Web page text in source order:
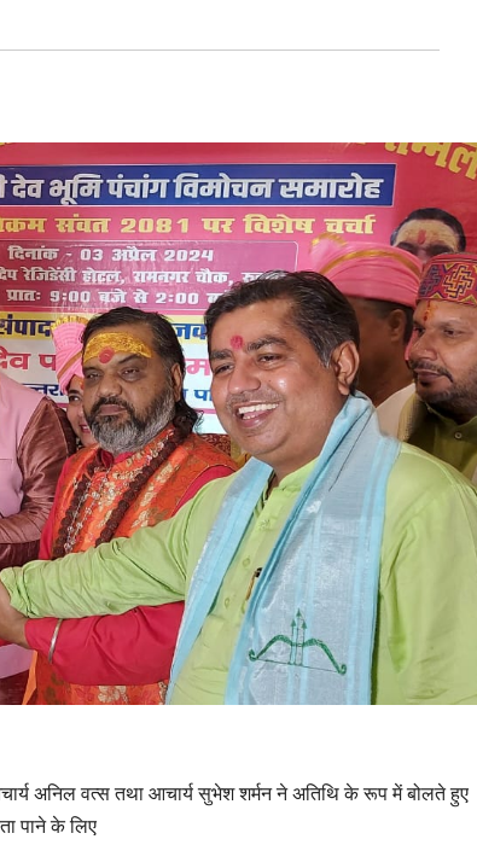
अनिल वत्स तथा आचार्य सुभेश शर्मन ने अतिथि के रूप में बोलते हुए
पाने के लिए